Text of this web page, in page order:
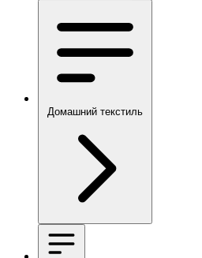
Домашний текстиль